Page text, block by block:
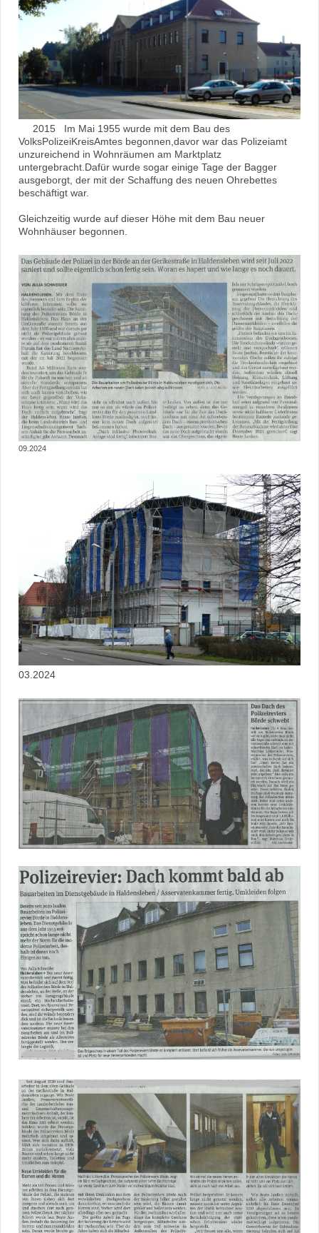
2015 Im Mai 1955 wurde mit dem Bau des
VolksPolizeiKreisAmtes begonnen,davor war das Polizeiamt
unzureichend in Wohnräumen am Marktplatz
untergebracht.Dafür wurde sogar einige Tage der Bagger
ausgeborgt, der mit der Schaffung des neuen Ohrebettes
beschäftigt war.
Gleichzeitig wurde auf dieser Höhe mit dem Bau neuer
Wohnhäuser begonnen.
09.2024
03.2024